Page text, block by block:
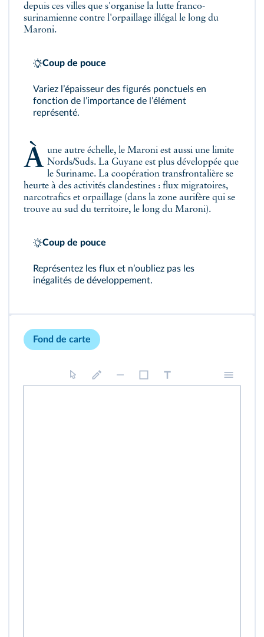
depuis ces villes que s'organise la lutte franco-
surinamienne contre l'orpaillage illégal le long du
Maroni.
Coup de pouce
Variez lʼépaisseur des figurés ponctuels en
fonction de lʼimportance de lʼélément
représenté.
À une autre échelle, le Maroni est aussi une limite Nords/Suds. La Guyane est plus développée que
le Suriname. La coopération transfrontalière se
heurte à des activités clandestines : flux migratoires,
narcotrafics et orpaillage (dans la zone aurifère qui se
trouve au sud du territoire, le long du Maroni).
Coup de pouce
Représentez les flux et nʼoubliez pas les
inégalités de développement.
Fond de carte